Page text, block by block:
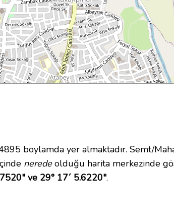
boylamda yer almaktadır. Semt/
neredeolduğu harita merkezinde
ve 29° 17´ 5.6220".